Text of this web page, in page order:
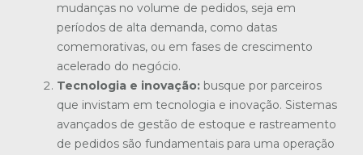
mudanças no volume de pedidos, seja em
períodos de alta demanda, como datas
comemorativas, ou em fases de crescimento
acelerado do negócio.
Tecnologia e inovação: busque por parceiros
que invistam em tecnologia e inovação. Sistemas
avançados de gestão de estoque e rastreamento
de pedidos são fundamentais para uma operação